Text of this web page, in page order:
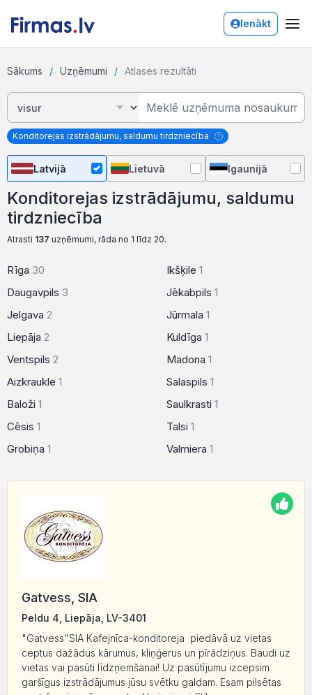
Ienākt
Sākums Uzņēmumi Atlases rezultāti
Konditorejas izstrādājumu, saldumu tirdzniecība
Latvijā Lietuvā Igaunijā
Konditorejas izstrādājumu, saldumu
tirdzniecība
Atrasti 137 uzņēmumi, rāda no 1 līdz 20.
Rīga 30
Daugavpils 3
Jelgava 2
Liepāja 2
Ventspils 2
Aizkraukle 1
Baloži 1
Cēsis 1
Grobiņa 1
Ikšķile 1
Jēkabpils 1
Jūrmala 1
Kuldīga 1
Madona 1
Salaspils 1
Saulkrasti 1
Talsi 1
Valmiera 1
Gatvess, SIA
Peldu 4, Liepāja, LV-3401
"Gatvess"SIA Kafejnīca-konditoreja piedāvā uz vietas
ceptus dažādus kārumus, kliņģerus un pīrādziņus. Baudi uz
vietas vai pasūti līdzņemšanai! Uz pasūtījumu izcepsim
garšīgus izstrādājumus jūsu svētku galdam. Esam pilsētas